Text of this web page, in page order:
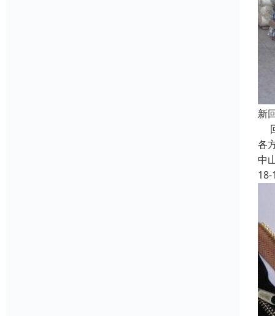
新
各
中
18-